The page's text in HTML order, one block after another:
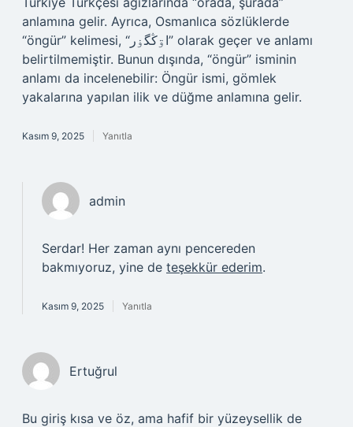
anlamına gelir. Ayrıca, Osmanlıca sözlüklerde
“öngür” kelimesi, “اۊڭگۏر” olarak geçer ve anlamı
belirtilmemiştir. Bunun dışında, “öngür” isminin
anlamı da incelenebilir: Öngür ismi, gömlek
yakalarına yapılan ilik ve düğme anlamına gelir.
Kasım 9, 2025 Yanıtla
admin
Serdar! Her zaman aynı pencereden
bakmıyoruz, yine de teşekkür ederim.
Kasım 9, 2025 Yanıtla
Ertuğrul
Bu giriş kısa ve öz, ama hafif bir yüzeysellik de